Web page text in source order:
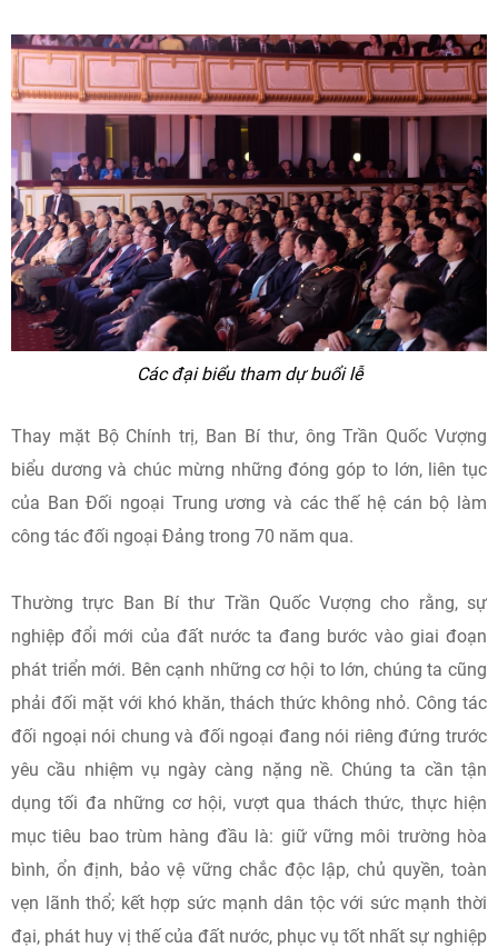
Các đại biểu tham dự buổi lễ
Thay mặt Bộ Chính trị, Ban Bí thư, ông Trần Quốc Vượng
biểu dương và chúc mừng những đóng góp to lớn, liên tục
của Ban Đối ngoại Trung ương và các thế hệ cán bộ làm
công tác đối ngoại Đảng trong 70 năm qua.
Thường trực Ban Bí thư Trần Quốc Vượng cho rằng, sự
nghiệp đổi mới của đất nước ta đang bước vào giai đoạn
phát triển mới. Bên cạnh những cơ hội to lớn, chúng ta cũng
phải đối mặt với khó khăn, thách thức không nhỏ. Công tác
đối ngoại nói chung và đối ngoại đang nói riêng đứng trước
yêu cầu nhiệm vụ ngày càng nặng nề. Chúng ta cần tận
dụng tối đa những cơ hội, vượt qua thách thức, thực hiện
mục tiêu bao trùm hàng đầu là: giữ vững môi trường hòa
bình, ổn định, bảo vệ vững chắc độc lập, chủ quyền, toàn
vẹn lãnh thổ; kết hợp sức mạnh dân tộc với sức mạnh thời
đại, phát huy vị thế của đất nước, phục vụ tốt nhất sự nghiệp